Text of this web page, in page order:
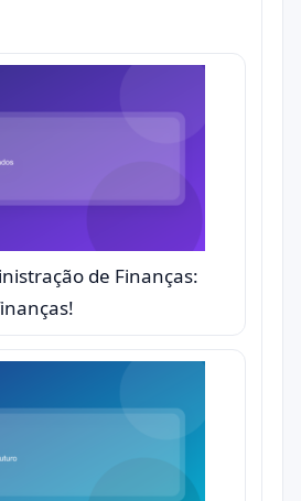
de Finanças: